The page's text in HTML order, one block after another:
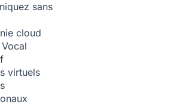
sans
cloud
virtuels